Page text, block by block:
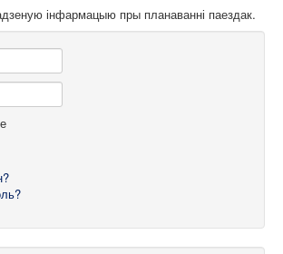
інфармацыю пры планаванні паездак.